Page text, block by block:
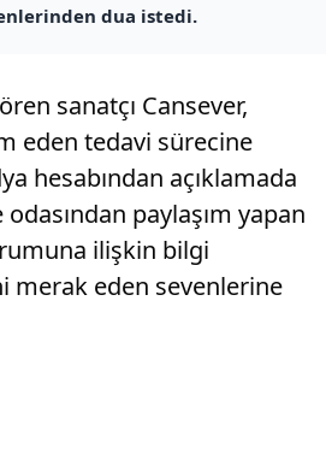
dua istedi.
sanatçı Cansever,
eden tedavi sürecine
hesabından açıklamada
paylaşım yapan
ilişkin bilgi
merak eden sevenlerine